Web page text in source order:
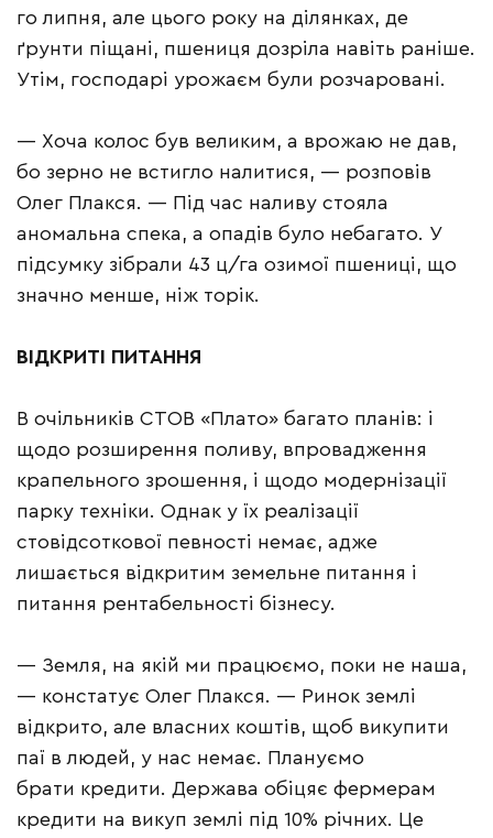
го липня, але цього року на ділянках, де
ґрунти піщані, пшениця дозріла навіть раніше.
Утім, господарі урожаєм були розчаровані.
— Хоча колос був великим, а врожаю не дав,
бо зерно не встигло налитися, — розповів
Олег Плакся. — Під час наливу стояла
аномальна спека, а опадів було небагато. У
підсумку зібрали 43 ц/га озимої пшениці, що
значно менше, ніж торік.
ВІДКРИТІ ПИТАННЯ
В очільників СТОВ «Плато» багато планів: і
щодо розширення поливу, впровадження
крапельного зрошення, і щодо модернізації
парку техніки. Однак у їх реалізації
стовідсоткової певності немає, адже
лишається відкритим земельне питання і
питання рентабельності бізнесу.
— Земля, на якій ми працюємо, поки не наша,
— констатує Олег Плакся. — Ринок землі
відкрито, але власних коштів, щоб викупити
паї в людей, у нас немає. Плануємо
брати кредити. Держава обіцяє фермерам
кредити на викуп землі під 10% річних. Це